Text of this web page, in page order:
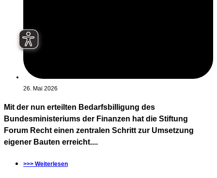
26. Mai 2026
Mit der nun erteilten Bedarfsbilligung des
Bundesministeriums der Finanzen hat die Stiftung
Forum Recht einen zentralen Schritt zur Umsetzung
eigener Bauten erreicht....
>>> Weiterlesen